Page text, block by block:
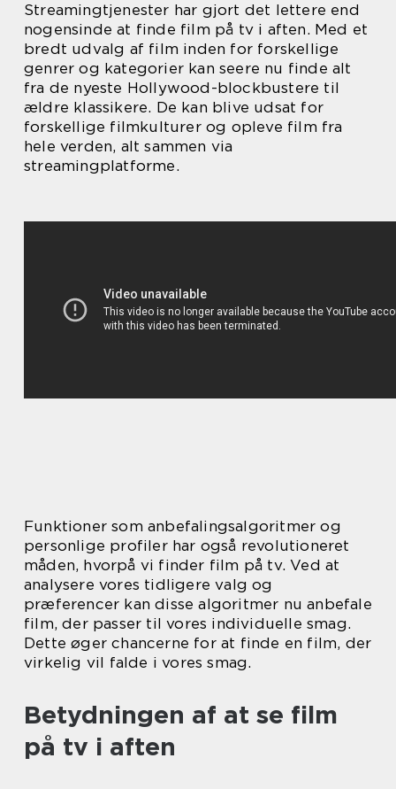
Streamingtjenester har gjort det lettere end
nogensinde at finde film på tv i aften. Med et
bredt udvalg af film inden for forskellige
genrer og kategorier kan seere nu finde alt
fra de nyeste Hollywood-blockbustere til
ældre klassikere. De kan blive udsat for
forskellige filmkulturer og opleve film fra
hele verden, alt sammen via
streamingplatforme.
Funktioner som anbefalingsalgoritmer og
personlige profiler har også revolutioneret
måden, hvorpå vi finder film på tv. Ved at
analysere vores tidligere valg og
præferencer kan disse algoritmer nu anbefale
film, der passer til vores individuelle smag.
Dette øger chancerne for at finde en film, der
virkelig vil falde i vores smag.
Betydningen af at se film
på tv i aften